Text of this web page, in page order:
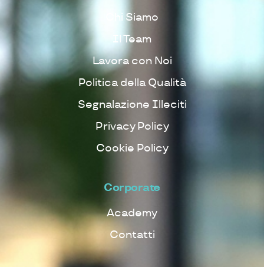
Chi Siamo
Il Team
Lavora con Noi
Politica della Qualità
Segnalazione Illeciti
Privacy Policy
Cookie Policy
Corporate
Academy
Contatti